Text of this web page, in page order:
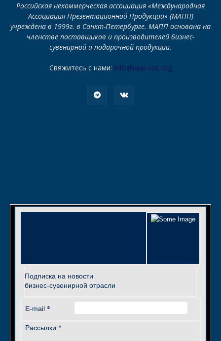
Российская некоммерческая ассоциация «Международная
Ассоциация Презентационной Продукции» (МАПП)
учреждена в 1999г. в Санкт-Петербурге. МАПП основана на
членстве поставщиков и производителей бизнес-
сувенирной и подарочной продукции.
Свяжитесь с нами: info@iapp-spb.org
Подписка на новости
бизнес-сувенирной отрасли
E-mail *
Рассылки *